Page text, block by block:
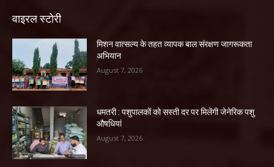
वाइरल स्टोरी
मिशन वात्सल्य के तहत व्यापक बाल संरक्षण जागरूकता
अभियान
August 7, 2026
धमतरी : पशुपालकों को सस्ती दर पर मिलेंगी जेनेरिक पशु
औषधियां
August 7, 2026